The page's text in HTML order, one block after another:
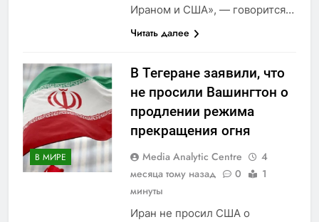
Ираном и США», — говорится…
Читать далее
В МИРЕ
В Тегеране заявили, что
не просили Вашингтон о
продлении режима
прекращения огня
Media Analytic Centre
4
месяца тому назад
0
1
минуты
Иран не просил США о